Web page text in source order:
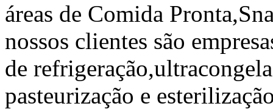
áreas de Comida
nossos clientes são
de
pasteurização e